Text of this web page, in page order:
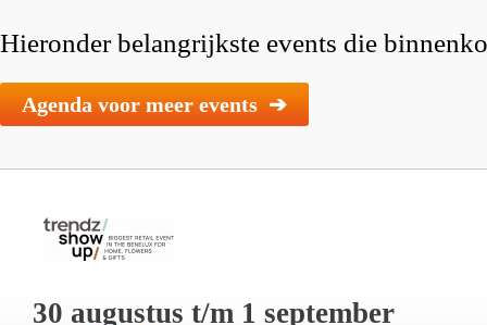
Hieronder belangrijkste events die
Agenda voor meer events ➔
30 augustus t/m 1 september